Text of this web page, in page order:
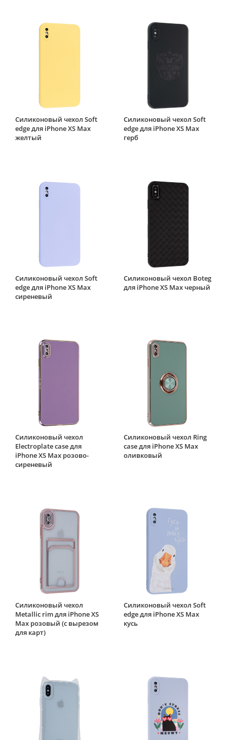
Силиконовый чехол Soft
edge для iPhone XS Max
желтый
Силиконовый чехол Soft
edge для iPhone XS Max
герб
Силиконовый чехол Soft
edge для iPhone XS Max
сиреневый
Силиконовый чехол Boteg
для iPhone XS Max черный
Силиконовый чехол
Electroplate case для
iPhone XS Max розово-
сиреневый
Силиконовый чехол Ring
case для iPhone XS Max
оливковый
Силиконовый чехол
Metallic rim для iPhone XS
Max розовый (с вырезом
для карт)
Силиконовый чехол Soft
edge для iPhone XS Max
кусь